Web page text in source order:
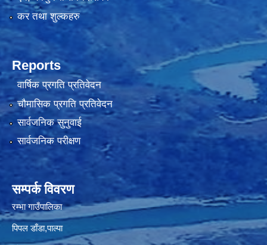
कर तथा शुल्कहरु
Reports
वार्षिक प्रगति प्रतिवेदन
चौमासिक प्रगति प्रतिवेदन
सार्वजनिक सुनुवाई
सार्वजनिक परीक्षण
सम्पर्क विवरण
रम्भा गाउँपालिका
पिपल डाँडा,पाल्पा